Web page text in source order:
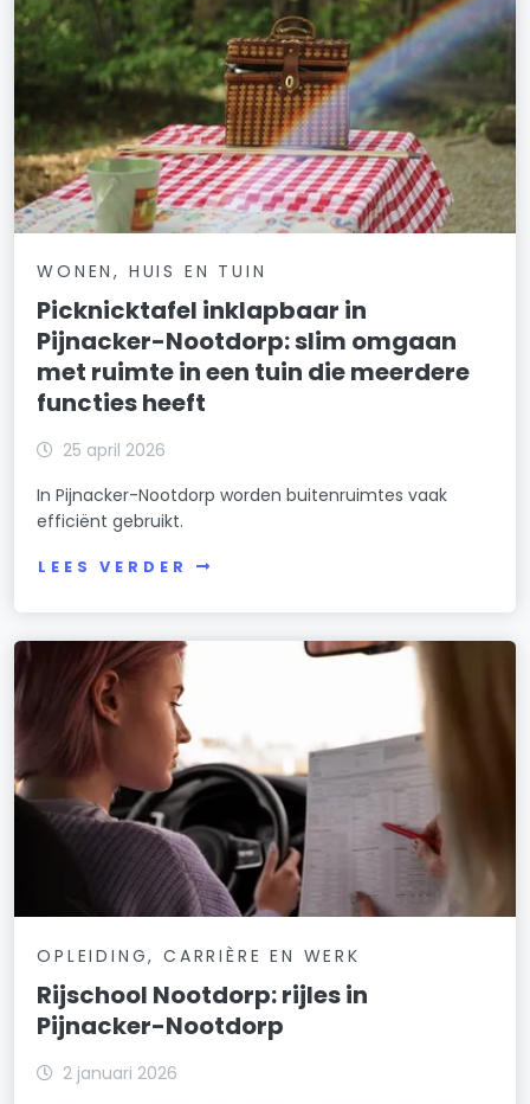
WONEN, HUIS EN TUIN
Picknicktafel inklapbaar in
Pijnacker-Nootdorp: slim omgaan
met ruimte in een tuin die meerdere
functies heeft
25 april 2026
In Pijnacker-Nootdorp worden buitenruimtes vaak
efficiënt gebruikt.
LEES VERDER
OPLEIDING, CARRIÈRE EN WERK
Rijschool Nootdorp: rijles in
Pijnacker-Nootdorp
2 januari 2026